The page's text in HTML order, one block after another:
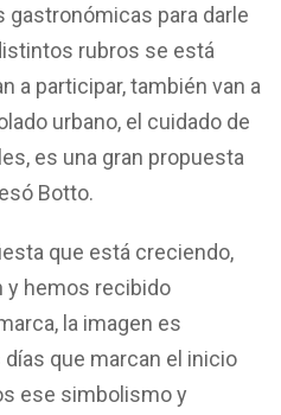
gastronómicas para darle
rubros se está
a participar, también van a
urbano, el cuidado de
es una gran propuesta
Botto.
que está creciendo,
y hemos recibido
la imagen es
que marcan el inicio
ese simbolismo y